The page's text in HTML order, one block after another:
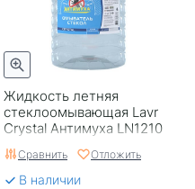
Жидкость летняя
стеклоомывающая Lavr
Crystal Антимуха LN1210
4л
Сравнить Отложить
В наличии